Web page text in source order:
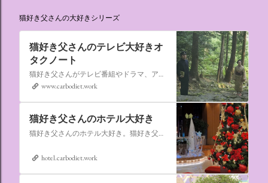
猫好き父さんの大好きシリーズ
猫好き父さんのテレビ大好きオ
タクノート
猫好き父さんがテレビ番組やドラマ、アニメ、特撮ヒーロー,そしてダイエットについて書いたブログです。
www.carbodiet.work
猫好き父さんのホテル大好き
猫好き父さんのホテル大好き。猫好き父さんが宿泊したホテルの情報を徒然なるままに書いていきます。
hotel.carbodiet.work